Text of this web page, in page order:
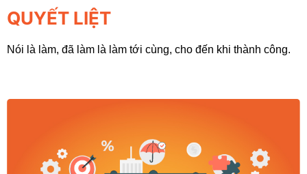
QUYẾT LIỆT
Nói là làm, đã làm là làm tới cùng, cho đến khi thành công.